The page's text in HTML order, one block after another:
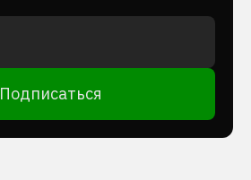
Подписаться